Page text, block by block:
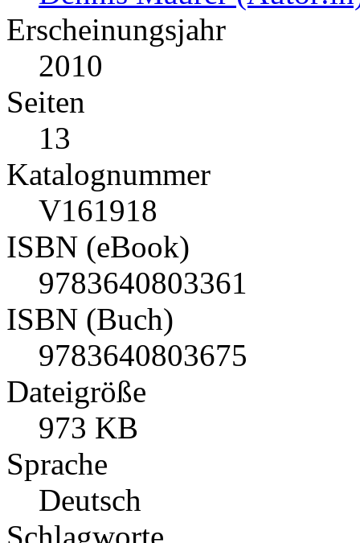
Erscheinungsjahr
2010
Seiten
13
Katalognummer
V161918
ISBN (eBook)
9783640803361
ISBN (Buch)
9783640803675
Dateigröße
973 KB
Sprache
Deutsch